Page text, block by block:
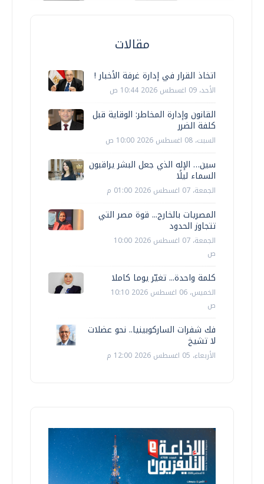
مقالات
اتخاذ القرار في إدارة غرفة الأخبار !
الأحد، 09 اغسطس 2026 10:44 ص
القانون وإدارة المخاطر: الوقاية قبل
كلفة الضرر
السبت، 08 اغسطس 2026 10:00 ص
سين… الإله الذي جعل البشر يراقبون
السماء ليلًا
الجمعة، 07 اغسطس 2026 01:00 م
المصريات بالخارج... قوة مصر التي
تتجاوز الحدود
الجمعة، 07 اغسطس 2026 10:00
ص
كلمة واحدة... تغيّر يوما كاملا
الخميس، 06 اغسطس 2026 10:10
ص
فك شفرات الساركوبينيا.. نحو عضلات
لا تشيخ
الأربعاء، 05 اغسطس 2026 12:00 م